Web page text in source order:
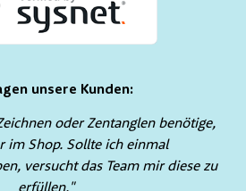
unsere Kunden:
oder Zentanglen benötige,
im Shop. Sollte ich einmal
versucht das Team mir diese zu